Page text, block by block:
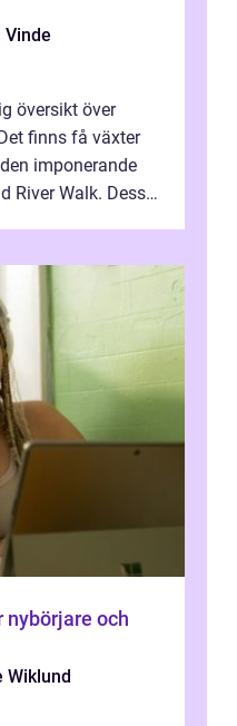
Vinde
översikt över
finns få växter
imponerande
River Walk. Dess
nybörjare och
Wiklund